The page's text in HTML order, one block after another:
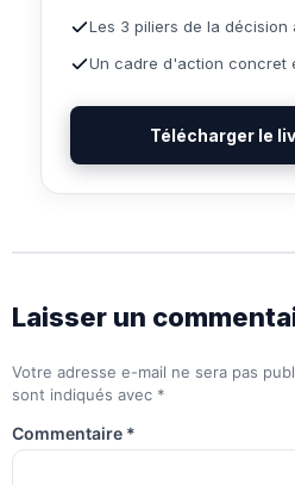
Les 3 piliers de la décision
Un cadre d'action concret
Télécharger le
Laisser un
Votre adresse e-mail ne sera pas
sont indiqués avec *
Commentaire *